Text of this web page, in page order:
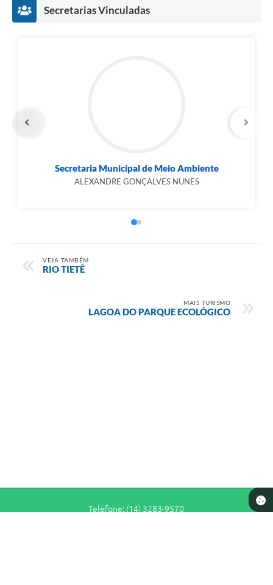
Secretarias Vinculadas
Secretaria Municipal de Meio Ambiente
ALEXANDRE GONÇALVES NUNES
VEJA TAMBÉM
RIO TIETÊ
MAIS TURISMO
LAGOA DO PARQUE ECOLÓGICO
Telefone: (14) 3283-9570